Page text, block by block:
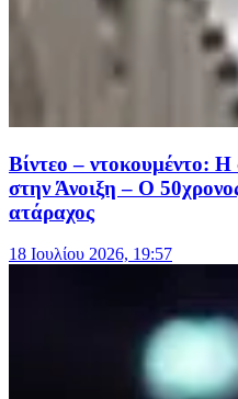
Βίντεο – ντοκουμέντο:
στην Άνοιξη – Ο
ατάραχος
18 Ιουλίου 2026, 19:57